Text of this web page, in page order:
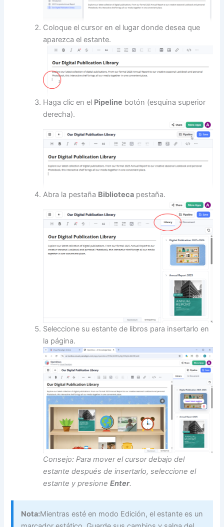
Coloque el cursor en el lugar donde desea que
aparezca el estante.
Haga clic en el Pipeline botón (esquina superior
derecha).
Abra la pestaña Biblioteca pestaña.
Seleccione su estante de libros para insertarlo en
la página.
Consejo: Para mover el cursor debajo del
estante después de insertarlo, seleccione el
estante y presioneEnter.
Nota:Mientras esté en modo Edición, el estante es un